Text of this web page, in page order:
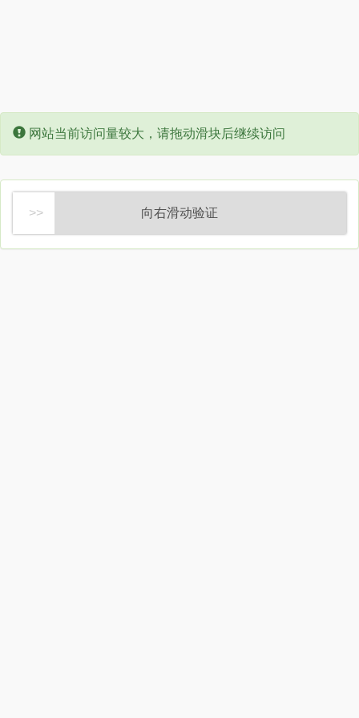
Error:
网站当前访问量较大，请拖动滑块后继续访问
向右滑动验证